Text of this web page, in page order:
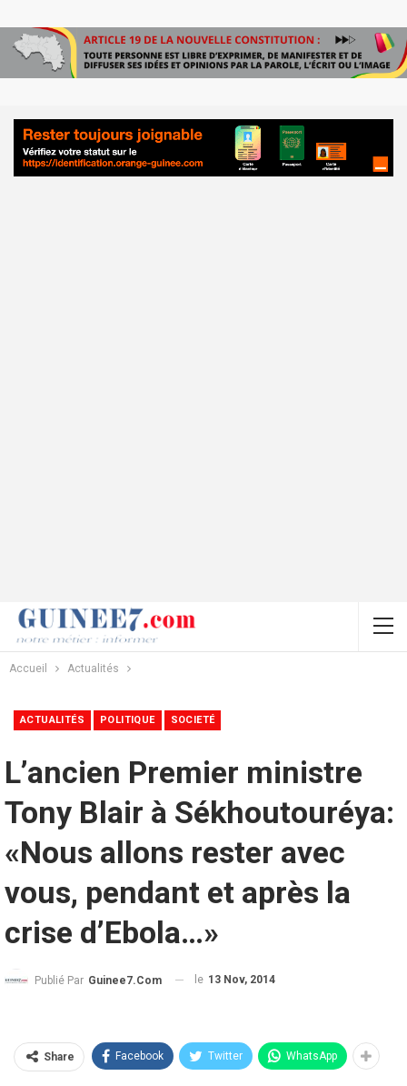
Accueil Actualités
ACTUALITÉS POLITIQUE SOCIETÉ
L’ancien Premier ministre
Tony Blair à Sékhoutouréya:
«Nous allons rester avec
vous, pendant et après la
crise d’Ebola…»
Publié Par Guinee7.com le 13 Nov, 2014
Share Facebook Twitter WhatsApp